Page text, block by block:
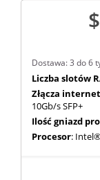
Dostawa: 3 do 6
Liczba slotów
Złącza
10Gb/s SFP+
Ilość gniazd
Procesor: